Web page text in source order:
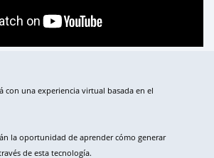
con una experiencia virtual basada en el
la oportunidad de aprender cómo generar
de esta tecnología.